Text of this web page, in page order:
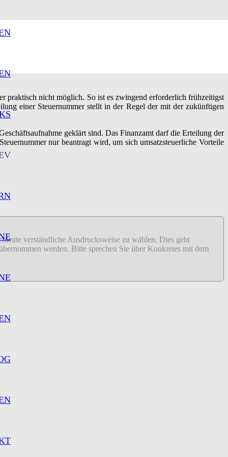
praktisch nicht möglich. So ist es zwingend erforderlich frühzeitigst
einer Steuernummer stellt in der Regel der mit der zukünftigen
geklärt sind. Das Finanzamt darf die Erteilung der
nur beantragt wird, um sich umsatzsteuerliche Vorteile
verständliche Ausdrucksweise zu wählen. Dies geht
werden. Bitte sprechen Sie über Konkretes mit dem